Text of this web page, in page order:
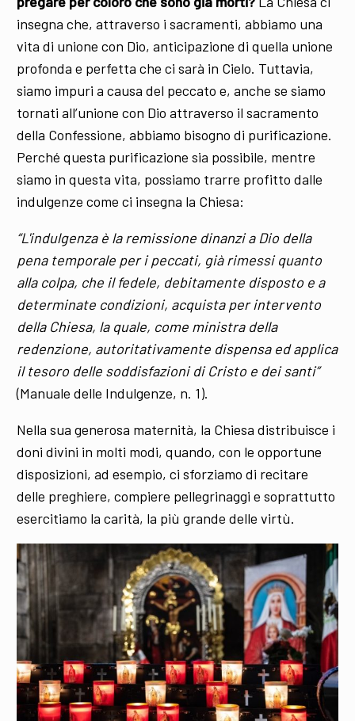
insegna che, attraverso i sacramenti, abbiamo una
vita di unione con Dio, anticipazione di quella unione
profonda e perfetta che ci sarà in Cielo. Tuttavia,
siamo impuri a causa del peccato e, anche se siamo
tornati all’unione con Dio attraverso il sacramento
della Confessione, abbiamo bisogno di purificazione.
Perché questa purificazione sia possibile, mentre
siamo in questa vita, possiamo trarre profitto dalle
indulgenze come ci insegna la Chiesa:
“L'indulgenza è la remissione dinanzi a Dio della
pena temporale per i peccati, già rimessi quanto
alla colpa, che il fedele, debitamente disposto e a
determinate condizioni, acquista per intervento
della Chiesa, la quale, come ministra della
redenzione, autoritativamente dispensa ed applica
il tesoro delle soddisfazioni di Cristo e dei santi”
(Manuale delle Indulgenze, n. 1).
Nella sua generosa maternità, la Chiesa distribuisce i
doni divini in molti modi, quando, con le opportune
disposizioni, ad esempio, ci sforziamo di recitare
delle preghiere, compiere pellegrinaggi e soprattutto
esercitiamo la carità, la più grande delle virtù.